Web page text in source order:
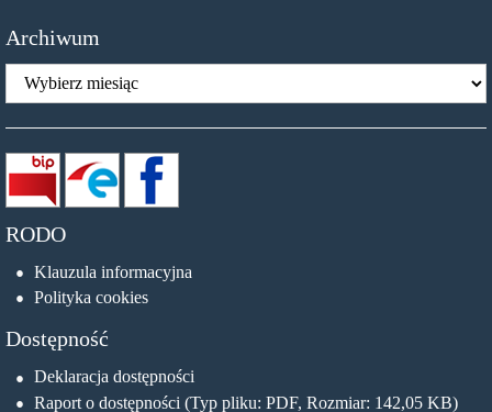
Archiwum
Archiwum
RODO
Klauzula informacyjna
Polityka cookies
Dostępność
Deklaracja dostępności
Raport o dostępności (Typ pliku: PDF, Rozmiar: 142,05 KB)